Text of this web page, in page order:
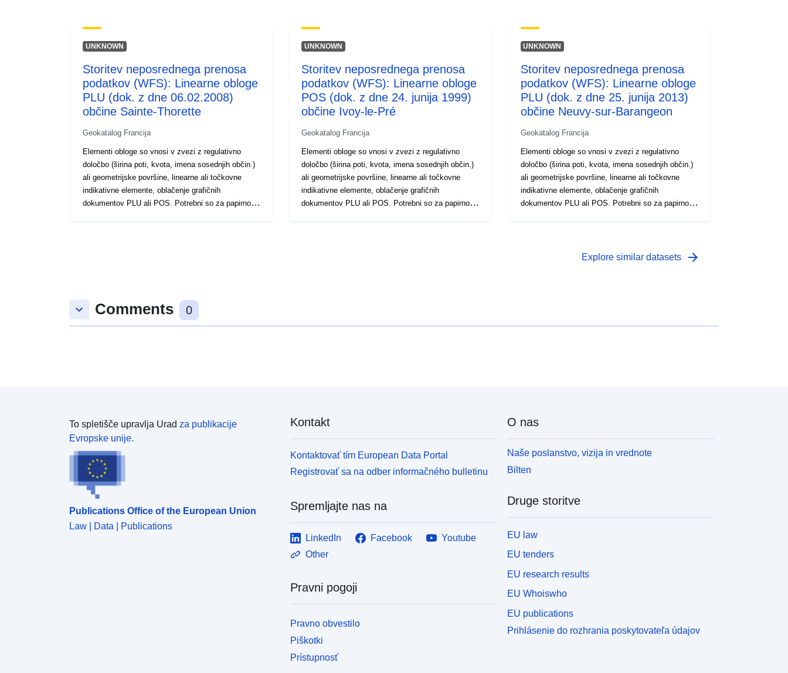
UNKNOWN
Storitev neposrednega prenosa
podatkov (WFS): Linearne obloge
PLU (dok. z dne 06.02.2008)
občine Sainte-Thorette
Geokatalog Francija
Elementi obloge so vnosi v zvezi z regulativno
določbo (širina poti, kvota, imena sosednjih občin.)
ali geometrijske površine, linearne ali točkovne
indikativne elemente, oblačenje grafičnih
dokumentov PLU ali POS. Potrebni so za papirno
UNKNOWN
Storitev neposrednega prenosa
podatkov (WFS): Linearne obloge
POS (dok. z dne 24. junija 1999)
občine Ivoy-le-Pré
Geokatalog Francija
Elementi obloge so vnosi v zvezi z regulativno
določbo (širina poti, kvota, imena sosednjih občin.)
ali geometrijske površine, linearne ali točkovne
indikativne elemente, oblačenje grafičnih
dokumentov PLU ali POS. Potrebni so za papirno
UNKNOWN
Storitev neposrednega prenosa
podatkov (WFS): Linearne obloge
PLU (dok. z dne 25. junija 2013)
občine Neuvy-sur-Barangeon
Geokatalog Francija
Elementi obloge so vnosi v zvezi z regulativno
določbo (širina poti, kvota, imena sosednjih občin.)
ali geometrijske površine, linearne ali točkovne
indikativne elemente, oblačenje grafičnih
dokumentov PLU ali POS. Potrebni so za papirno
identifikacijska oznaka opremeExplore similar datasets arrow_forward
keyboard_arrow_down Comments 0
To spletišče upravlja Urad za publikacije
Evropske unije.
Publications Office of the European Union
Law | Data | Publications
Kontakt
Kontaktovať tím European Data Portal
Registrovať sa na odber informačného bulletinu
Spremljajte nas na
LinkedIn Facebook
Youtube
Other
Pravni pogoji
Pravno obvestilo
Piškotki
Prístupnosť
O nas
Naše poslanstvo, vizija in vrednote
Bilten
Druge storitve
EU law
EU tenders
EU research results
EU Whoiswho
EU publications
Prihlásenie do rozhrania poskytovateľa údajov